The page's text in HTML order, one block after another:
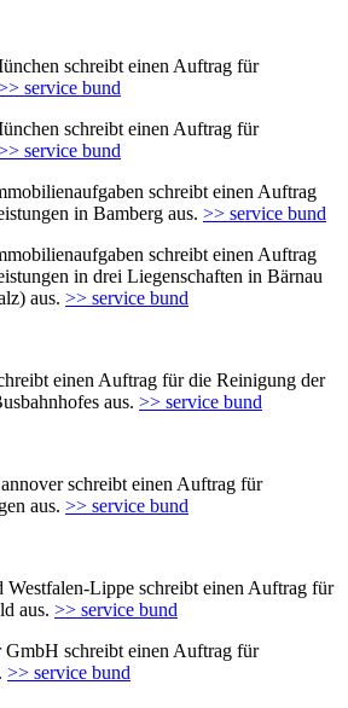
schreibt einen Auftrag für
service bund
schreibt einen Auftrag für
service bund
schreibt einen Auftrag
in Bamberg aus. >> service bund
schreibt einen Auftrag
in drei Liegenschaften in Bärnau
aus. >> service bund
einen Auftrag für die Reinigung der
aus. >> service bund
schreibt einen Auftrag für
aus. >> service bund
Westfalen-Lippe schreibt einen Auftrag für
aus. >> service bund
GmbH schreibt einen Auftrag für
>> service bund